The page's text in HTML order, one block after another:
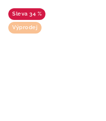
34 %
Výprodej